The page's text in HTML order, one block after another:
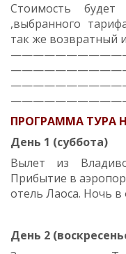
Стоимость
,выбранного
так же возвратный
ПРОГРАММА ТУРА
День 1 (суббота)
Вылет из
Прибытие в
отель Лаоса. Ночь
День 2